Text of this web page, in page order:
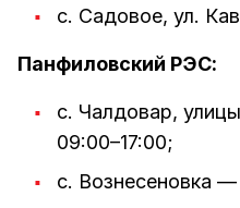
с. Садовое, ул.
Панфиловский РЭС:
с. Чалдовар,
09:00–17:00;
с. Вознесеновка —